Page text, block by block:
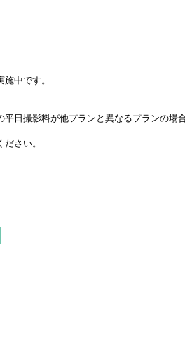
中です。
日撮影料が他プランと異なるプランの場
さい。